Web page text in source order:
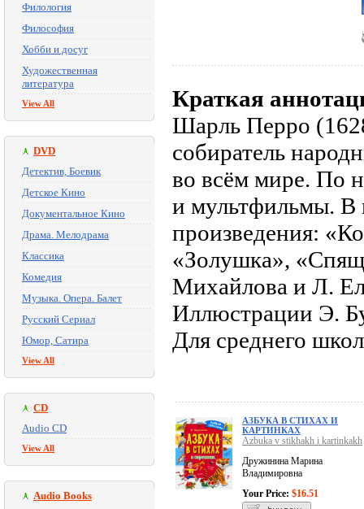
Филология
Философия
Хобби и досуг
Художественная
литература
View All
DVD
Детектив, Боевик
Детское Кино
Документальное Кино
Драма. Мелодрама
Классика
Комедия
Музыка. Опера. Балет
Русский Сериал
Юмор, Сатира
View All
CD
Audio CD
View All
Audio Books
Краткая
Шарль Перро
собиратель
во всём мире. По
и мультфильмы. В
произведения:
«Золушка»,
Михайлова и Л.
Иллюстрации Э.
Для среднего
АЗБУКА В СТИХАХ И
КАРТИНКАХ
Azbuka v stikhakh i kartinkakh
Дружинина Марина
Владимировна
Your Price: $16.51